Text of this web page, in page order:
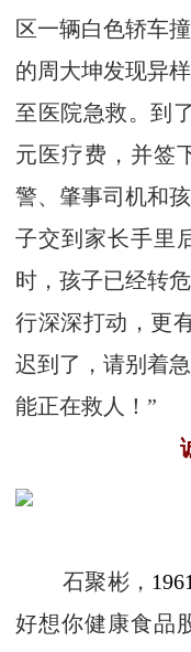
区一辆白色轿车
的周大坤发现异
至医院急救。到
元医疗费，并签
警、肇事司机和
子交到家长手里
时，孩子已经转
行深深打动，更
迟到了，请别着
能正在救人！”
石聚彬， 1961
好想你健康食品